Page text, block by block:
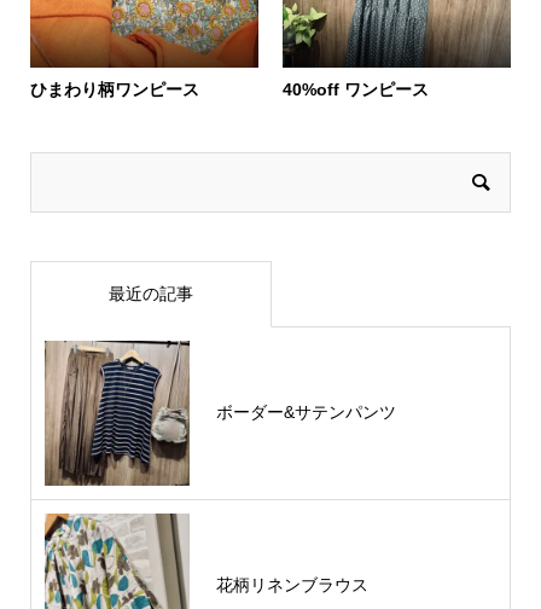
ひまわり柄ワンピース 40%off ワンピース
最近の記事
ボーダー&サテンパンツ
花柄リネンブラウス